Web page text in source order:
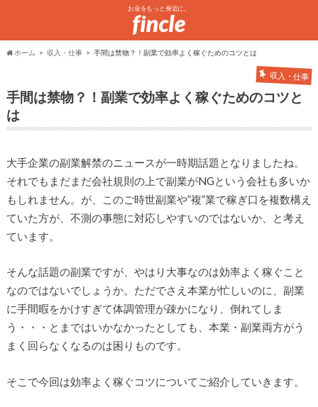
お金をもっと身近に。
ホーム 収入・仕事 手間は禁物？！副業で効率よく稼ぐためのコツとは
収入・仕事
手間は禁物？！副業で効率よく稼ぐためのコツと
は
大手企業の副業解禁のニュースが一時期話題となりましたね。
それでもまだまだ会社規則の上で副業がNGという会社も多いか
もしれません。が、このご時世副業や”複”業で稼ぎ口を複数構え
ていた方が、不測の事態に対応しやすいのではないか、と考え
ています。
そんな話題の副業ですが、やはり大事なのは効率よく稼ぐこと
なのではないでしょうか。ただでさえ本業が忙しいのに、副業
に手間暇をかけすぎて体調管理が疎かになり、倒れてしま
う・・・とまではいかなかったとしても、本業・副業両方がう
まく回らなくなるのは困りものです。
そこで今回は効率よく稼ぐコツについてご紹介していきます。